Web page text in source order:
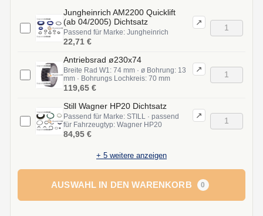
Jungheinrich AM2200 Quicklift
(ab 04/2005) Dichtsatz
Passend für Marke: Jungheinrich
↗
22,71 €
Antriebsrad ø230x74
Breite Rad W1: 74 mm · ø Bohrung: 13
mm · Bohrungs Lochkreis: 70 mm
↗
119,65 €
Still Wagner HP20 Dichtsatz
Passend für Marke: STILL · passend
für Fahrzeugtyp: Wagner HP20
↗
84,95 €
+ 5 weitere anzeigen
AUSWAHL IN DEN WARENKORB 0